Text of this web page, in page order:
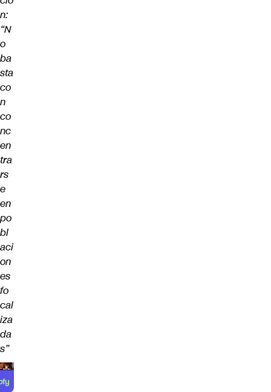
n:
“N
o
ba
sta
co
n
co
nc
en
tra
rs
e
en
po
bl
aci
on
es
fo
cal
iza
da
s”